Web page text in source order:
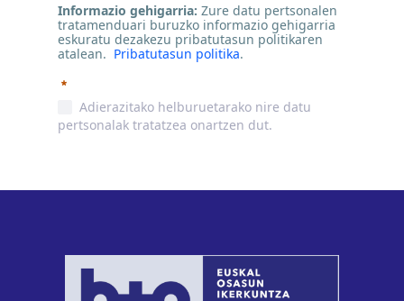
Informazio gehigarria: Zure datu pertsonalen
tratamenduari buruzko informazio gehigarria
eskuratu dezakezu pribatutasun politikaren
atalean. Pribatutasun politika.
Beharrezkoa
Adierazitako helburuetarako nire datu
pertsonalak tratatzea onartzen dut.